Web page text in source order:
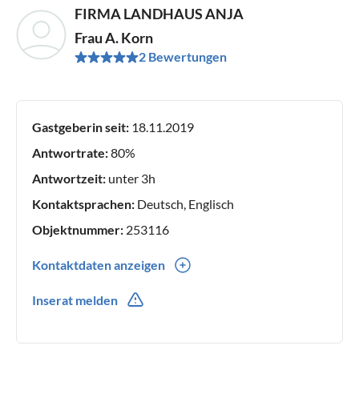
FIRMA LANDHAUS ANJA
Frau A. Korn
2 Bewertungen
Gastgeberin seit: 18.11.2019
Antwortrate:80%
Antwortzeit: unter 3h
Kontaktsprachen: Deutsch, Englisch
Objektnummer: 253116
Kontaktdaten anzeigen
Inserat melden